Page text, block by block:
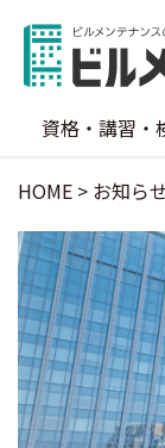
資格・講習・
HOME > お知ら